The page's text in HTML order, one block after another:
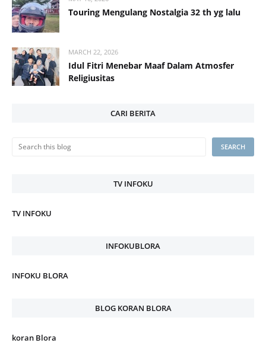
Touring Mengulang Nostalgia 32 th yg lalu
MARCH 22, 2026
Idul Fitri Menebar Maaf Dalam Atmosfer
Religiusitas
CARI BERITA
TV INFOKU
TV INFOKU
INFOKUBLORA
INFOKU BLORA
BLOG KORAN BLORA
koran Blora